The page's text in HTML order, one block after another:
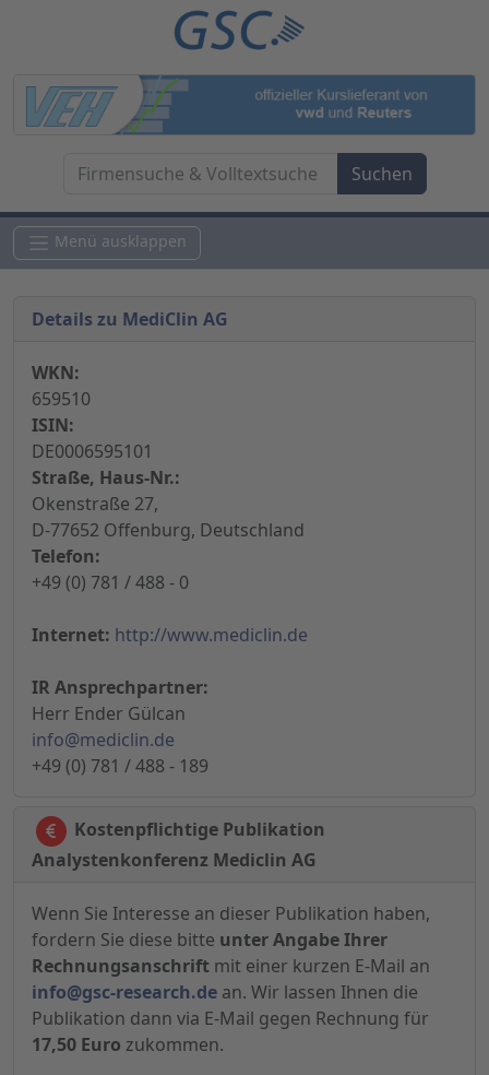
Menü ausklappen
Details zu MediClin AG
WKN:
659510
ISIN:
DE0006595101
Straße, Haus-Nr.:
Okenstraße 27,
D-77652 Offenburg, Deutschland
Telefon:
+49 (0) 781 / 488 - 0
Internet: http://www.mediclin.de
IR Ansprechpartner:
Herr Ender Gülcan
info@mediclin.de
+49 (0) 781 / 488 - 189
Kostenpflichtige Publikation
Analystenkonferenz Mediclin AG
Wenn Sie Interesse an dieser Publikation haben,
fordern Sie diese bitte unter Angabe Ihrer
Rechnungsanschrift mit einer kurzen E-Mail an
info@gsc-research.de an. Wir lassen Ihnen die
Publikation dann via E-Mail gegen Rechnung für
17,50 Euro zukommen.